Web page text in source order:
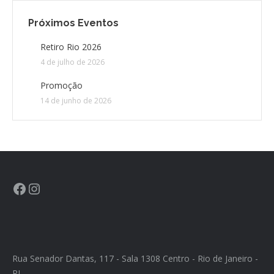
CONTRIBUIÇÕES
HISTÓRIA DE CCA/BR
Próximos Eventos
Retiro Rio 2026
4 de julho de 2026
Promoção
14 de junho de 2026
Rua Senador Dantas, 117 - Sala 1308 Centro - Rio de Janeiro -